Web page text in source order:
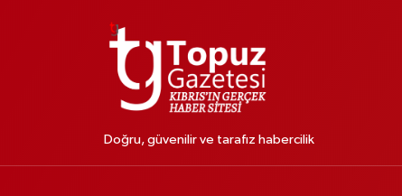
Doğru, güvenilir ve tarafız habercilik